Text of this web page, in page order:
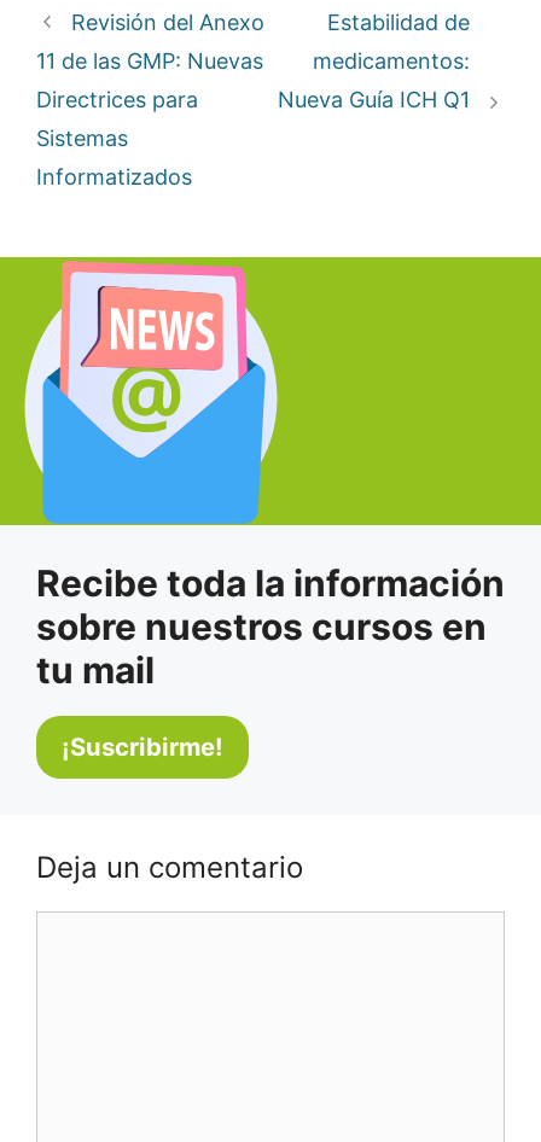
Revisión del Anexo
11 de las GMP: Nuevas
Directrices para
Sistemas
Informatizados
Estabilidad de
medicamentos:
Nueva Guía ICH Q1
Recibe toda la información
sobre nuestros cursos en
tu mail
Deja un comentario